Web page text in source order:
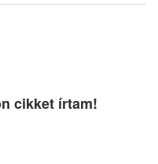
cikket írtam!